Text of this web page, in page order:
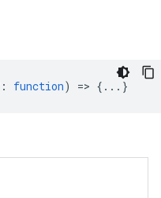
: function) => {...}